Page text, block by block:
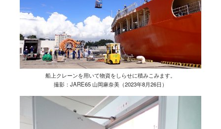
船上クレーンを用いて物資をしらせに積みこみます。
撮影：JARE65 山岡麻奈美（2023年8月26日）